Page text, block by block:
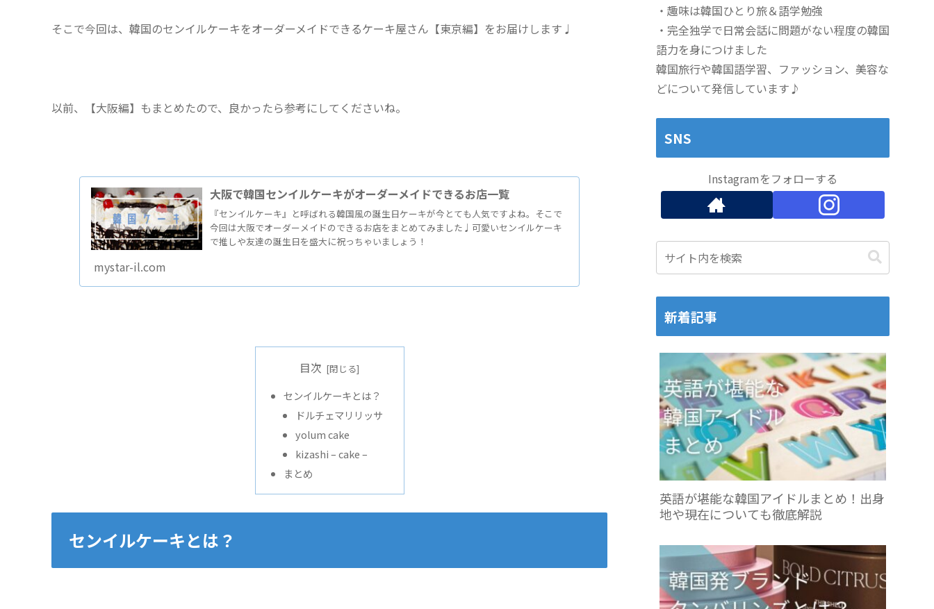
そこで今回は、韓国のセンイルケーキをオーダーメイドできるケーキ屋さん【東京編】をお届けします♩
以前、【大阪編】もまとめたので、良かったら参考にしてくださいね。
大阪で韓国センイルケーキがオーダーメイドできるお店一覧
『センイルケーキ』と呼ばれる韓国風の誕生日ケーキが今とても人気ですよね。そこで
今回は大阪でオーダーメイドのできるお店をまとめてみました♩可愛いセンイルケーキ
で推しや友達の誕生日を盛大に祝っちゃいましょう！
mystar-il.com
目次
センイルケーキとは？
ドルチェマリリッサ
yolum cake
kizashi – cake –
まとめ
センイルケーキとは？
・趣味は韓国ひとり旅＆語学勉強
・完全独学で日常会話に問題がない程度の韓国
語力を身につけました
韓国旅行や韓国語学習、ファッション、美容な
どについて発信しています♪
SNS
Instagramをフォローする
新着記事
英語が堪能な韓国アイドルまとめ！出身
地や現在についても徹底解説